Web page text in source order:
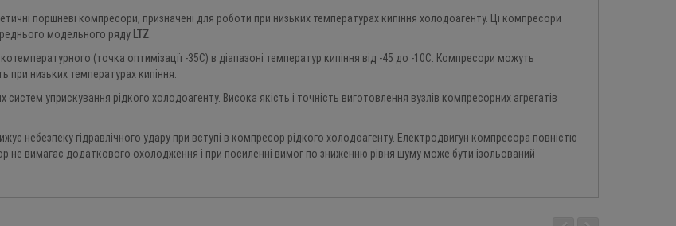
поршневі компресори, призначені для роботи при низьких температурах кипіння холодоагенту. Ці компресори
модельного ряду LTZ.
(точка оптимізації -35С) в діапазоні температур кипіння від -45 до -10С. Компресори можуть
при низьких температурах кипіння.
уприскування рідкого холодоагенту. Висока якість і точність виготовлення вузлів компресорних агрегатів
небезпеку гідравлічного удару при вступі в компресор рідкого холодоагенту. Електродвигун компресора повністю
вимагає додаткового охолодження і при посиленні вимог по зниженню рівня шуму може бути ізольований